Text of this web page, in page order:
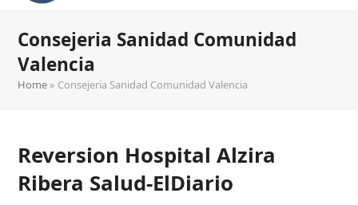
Consejeria Sanidad Comunidad
Valencia
Home » Consejeria Sanidad Comunidad Valencia
Reversion Hospital Alzira
Ribera Salud-ElDiario